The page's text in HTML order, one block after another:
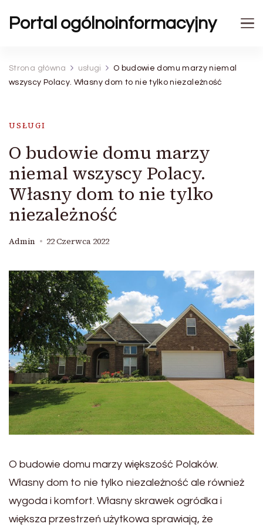
Portal ogólnoinformacyjny
Strona główna usługi
O budowie domu marzy niemal
wszyscy Polacy. Własny dom to nie tylko niezależność
USŁUGI
O budowie domu marzy
niemal wszyscy Polacy.
Własny dom to nie tylko
niezależność
Admin 22 Czerwca 2022
O budowie domu marzy większość Polaków.
Własny dom to nie tylko niezależność ale również
wygoda i komfort. Własny skrawek ogródka i
większa przestrzeń użytkowa sprawiają, że